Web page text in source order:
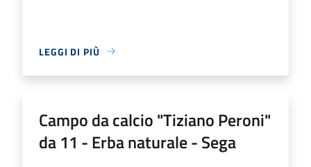
LEGGI DI PIÙ
Campo da calcio "Tiziano Peroni"
da 11 - Erba naturale - Sega